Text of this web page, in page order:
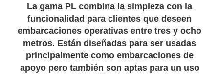
La gama PL combina la simpleza con la
funcionalidad para clientes que deseen
embarcaciones operativas entre tres y ocho
metros. Están diseñadas para ser usadas
principalmente como embarcaciones de
apoyo pero también son aptas para un uso